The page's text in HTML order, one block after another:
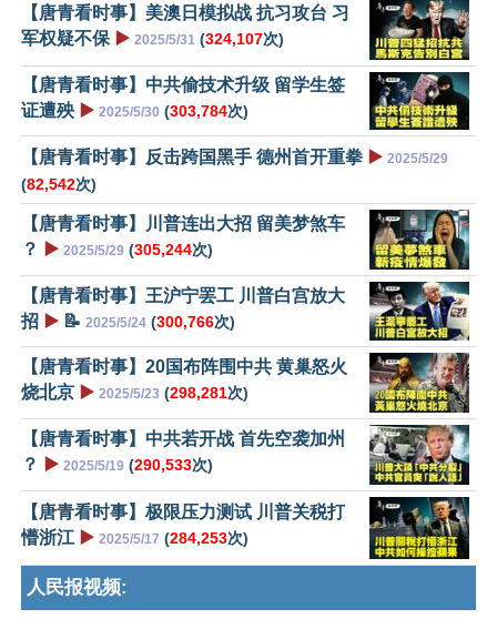
【唐青看时事】美澳日模拟战 抗习攻台 习
军权疑不保 ▶️ 2025/5/31 (324,107次)
【唐青看时事】中共偷技术升级 留学生签
证遭殃 ▶️ 2025/5/30 (303,784次)
【唐青看时事】反击跨国黑手 德州首开重拳 ▶️ 2025/5/29
(82,542次)
【唐青看时事】川普连出大招 留美梦煞车
？
▶️ 2025/5/29 (305,244次)
【唐青看时事】王沪宁罢工 川普白宫放大
招 ▶️ 📝 2025/5/24 (300,766次)
【唐青看时事】20国布阵围中共 黄巢怒火
烧北京 ▶️ 2025/5/23 (298,281次)
【唐青看时事】中共若开战 首先空袭加州
？
▶️ 2025/5/19 (290,533次)
【唐青看时事】极限压力测试 川普关税打
懵浙江 ▶️ 2025/5/17 (284,253次)
人民报视频: